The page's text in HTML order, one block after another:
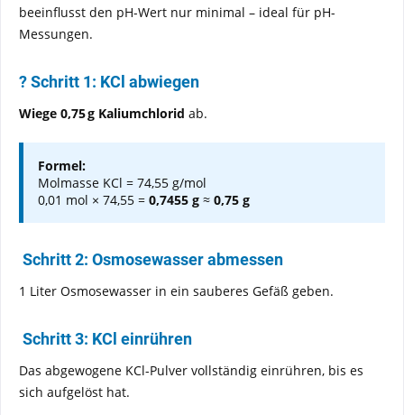
beeinflusst den pH-Wert nur minimal – ideal für pH-
Messungen.
? Schritt 1: KCl abwiegen
Wiege 0,75 g Kaliumchlorid ab.
Formel:
Molmasse KCl = 74,55 g/mol
0,01 mol × 74,55 = 0,7455 g ≈ 0,75 g
Schritt 2: Osmosewasser abmessen
1 Liter Osmosewasser in ein sauberes Gefäß geben.
Schritt 3: KCl einrühren
Das abgewogene KCl-Pulver vollständig einrühren, bis es
sich aufgelöst hat.